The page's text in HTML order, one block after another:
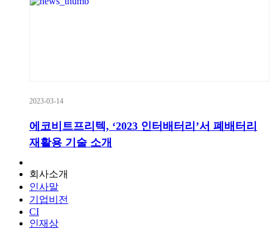
2023-03-14
에코비트프리텍, ‘2023 인터배터리’서 폐배터리
재활용 기술 소개
회사소개
인사말
기업비전
CI
인재상